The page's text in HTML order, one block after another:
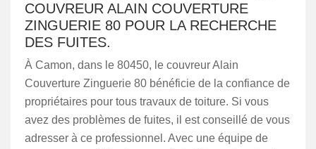
COUVREUR ALAIN COUVERTURE
ZINGUERIE 80 POUR LA RECHERCHE
DES FUITES.
À Camon, dans le 80450, le couvreur Alain
Couverture Zinguerie 80 bénéficie de la confiance de
propriétaires pour tous travaux de toiture. Si vous
avez des problèmes de fuites, il est conseillé de vous
adresser à ce professionnel. Avec une équipe de